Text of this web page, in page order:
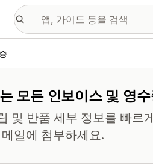
모든 인보이스 및 영수
및 반품 세부 정보를 빠르
일에 첨부하세요.